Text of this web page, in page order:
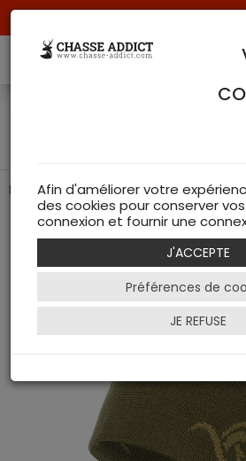
Bonnet
Bonnet Reversible Argali de chez
Afin d'améliorer votre
des cookies pour conserver
connexion et fournir une
J'ACCEPTE
Préférences de
JE REFUSE